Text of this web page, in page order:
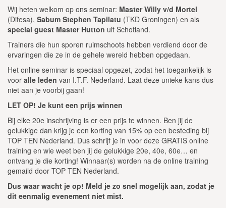
Wij heten welkom op ons seminar: Master Willy v/d Mortel
(Difesa), Sabum Stephen Tapilatu (TKD Groningen) en als
special guest Master Hutton uit Schotland.
Trainers die hun sporen ruimschoots hebben verdiend door de
ervaringen die ze in de gehele wereld hebben opgedaan.
Het online seminar is speciaal opgezet, zodat het toegankelijk is
voor alle leden van I.T.F. Nederland. Laat deze unieke kans dus
niet aan je voorbij gaan!
LET OP! Je kunt een prijs winnen
Bij elke 20e inschrijving is er een prijs te winnen. Ben jij de
gelukkige dan krijg je een korting van 15% op een besteding bij
TOP TEN Nederland. Dus schrijf je in voor deze GRATIS online
training en wie weet ben jij de gelukkige 20e, 40e, 60e… en
ontvang je die korting! Winnaar(s) worden na de online training
gemaild door TOP TEN Nederland.
Dus waar wacht je op! Meld je zo snel mogelijk aan, zodat je
dit eenmalig evenement niet mist.